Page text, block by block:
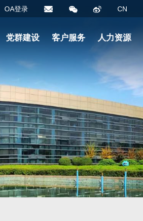
OA登录 CN
党群建设 客户服务 人力资源